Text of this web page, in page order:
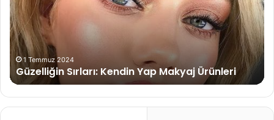
26 Nisan 2024
Astigmat Nedir? Tedavisi Nasıldır?